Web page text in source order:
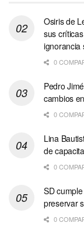
Osiris de
sus
ignorancia
0
Pedro
cambios
0
Lina
de
0
SD
preservar
0